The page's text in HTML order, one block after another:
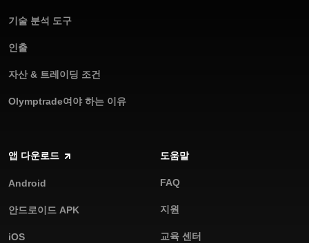
기술 분석 도구
인출
자산 & 트레이딩 조건
Olymptrade여야 하는 이유
앱 다운로드
Android
안드로이드 APK
iOS
도움말
FAQ
지원
교육 센터